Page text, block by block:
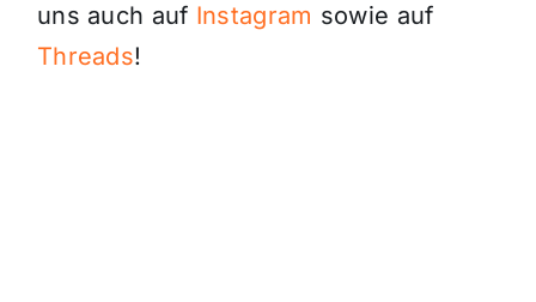
uns auch auf Instagram sowie auf
Threads!